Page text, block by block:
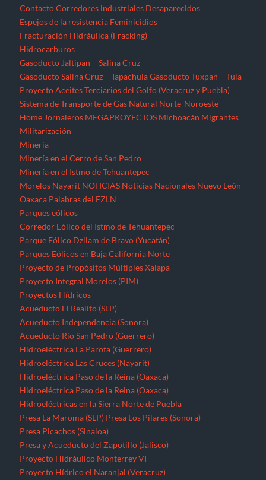
Contacto Corredores industriales Desaparecidos
Espejos de la resistencia Feminicidios
Fracturación Hidráulica (Fracking)
Hidrocarburos
Gasoducto Jaltipan – Salina Cruz
Gasoducto Salina Cruz – Tapachula Gasoducto Tuxpan – Tula
Proyecto Aceites Terciarios del Golfo (Veracruz y Puebla)
Sistema de Transporte de Gas Natural Norte-Noroeste
Home Jornaleros MEGAPROYECTOS Michoacán Migrantes
Militarización
Minería
Minería en el Cerro de San Pedro
Minería en el Istmo de Tehuantepec
Morelos Nayarit NOTICIAS Noticias Nacionales Nuevo León
Oaxaca Palabras del EZLN
Parques eólicos
Corredor Eólico del Istmo de Tehuantepec
Parque Eólico Dzilam de Bravo (Yucatán)
Parques Eólicos en Baja California Norte
Proyecto de Propósitos Múltiples Xalapa
Proyecto Integral Morelos (PIM)
Proyectos Hídricos
Acueducto El Realito (SLP)
Acueducto Independencia (Sonora)
Acueducto Río San Pedro (Guerrero)
Hidroeléctrica La Parota (Guerrero)
Hidroeléctrica Las Cruces (Nayarit)
Hidroeléctrica Paso de la Reina (Oaxaca)
Hidroeléctrica Paso de la Reina (Oaxaca)
Hidroeléctricas en la Sierra Norte de Puebla
Presa La Maroma (SLP) Presa Los Pilares (Sonora)
Presa Picachos (Sinaloa)
Presa y Acueducto del Zapotillo (Jalisco)
Proyecto Hidráulico Monterrey VI
Proyecto Hídrico el Naranjal (Veracruz)